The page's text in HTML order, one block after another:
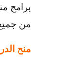
برامج
من جميع
منح